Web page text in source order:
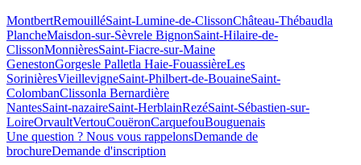
MontbertRemouilléSaint-Lumine-de-ClissonChâteau-Thébaudla
PlancheMaisdon-sur-Sèvrele BignonSaint-Hilaire-de-
ClissonMonnièresSaint-Fiacre-sur-Maine
GenestonGorgesle Palletla Haie-FouassièreLes
SorinièresVieillevigneSaint-Philbert-de-BouaineSaint-
ColombanClissonla Bernardière
NantesSaint-nazaireSaint-HerblainRezéSaint-Sébastien-sur-
LoireOrvaultVertouCouëronCarquefouBouguenais
Une question ? Nous vous rappelonsDemande de
brochureDemande d'inscription